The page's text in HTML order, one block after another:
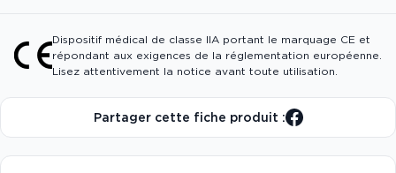
Dispositif médical de classe IIA portant le marquage CE et
répondant aux exigences de la réglementation européenne.
Lisez attentivement la notice avant toute utilisation.
Partager cette fiche produit :